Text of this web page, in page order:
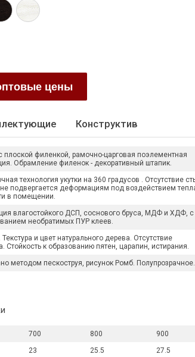
цены
Конструктив
плоской филенкой, рамочно-царговая поэлементная
Обрамление филенок - декоративный штапик.
технология укутки на 360 градусов . Отсутствие
подвергается деформациям под воздействием
в помещении.
влагостойкого ДСП, соснового бруса, МДФ и ХДФ, с
необратимых ПУР клеев.
и цвет натурального дерева. Отсутствие
Стойкость к образованию пятен, царапин, истирания.
методом пескоструя, рисунок Ромб. Полупрозрачное.
700 800
900
23 25.5 27.5